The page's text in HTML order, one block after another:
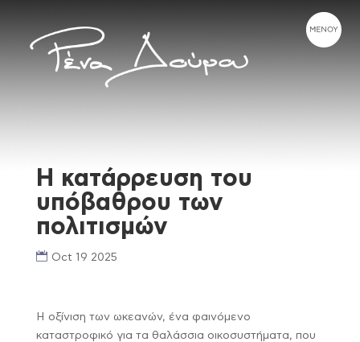
Η κατάρρευση του
υπόβαθρου των
πολιτισμών
Oct 19 2025
Η οξίνιση των ωκεανών, ένα φαινόμενο
καταστροφικό για τα θαλάσσια οικοσυστήματα, που